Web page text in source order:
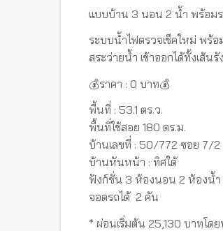
แบบบ้าน 3 นอน 2 น้ำ พร้อม
ระบบน้ำไฟตรวจเช็คใหม่ พร้
สระว่ายน้ำ เข้าออกได้ทั้งเส้น
💰ราคา : 0 บาท💰
พื้นที่ : 53.1 ตร.ว.
พื้นที่ใช้สอย 180 ตร.ม.
บ้านเลขที่ : 50/772 ซอย 7/2
บ้านหันหน้า : ทิศใต้
ฟังก์ชั่น 3 ห้องนอน 2 ห้องน้ำ
จอดรถได้ 2 คัน
* ผ่อนเริ่มต้น 25,130 บาทโด